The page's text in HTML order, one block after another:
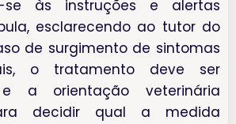
se às instruções e alertas
esclarecendo ao tutor do
de surgimento de sintomas
o tratamento deve ser
e a orientação veterinária
decidir qual a medida